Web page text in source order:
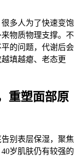
很多人为了快速变饱
物质物理支撑。不
的问题，代谢后会
填越瘪、老态更
重塑面部原
别表层保湿，聚焦
岁肌肤仍有较强的